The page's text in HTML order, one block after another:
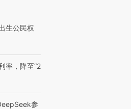
生公民权
率，降至“2
参